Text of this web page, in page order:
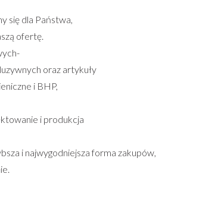
się dla Państwa,
ofertę.
oraz artykuły
i BHP,
i produkcja
i najwygodniejsza forma zakupów,